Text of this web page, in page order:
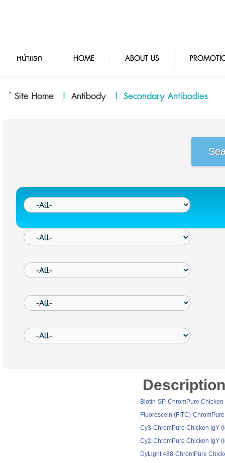
หน้าแรก HOME ABOUT US
Site Home | Antibody | Secondary Antibodies
Description
Biotin-SP-ChromPure
Fluorescein (FITC)-
Cy3-ChromPure Chicken IgY
Cy2-ChromPure Chicken IgY
DyLight 488-ChromPure